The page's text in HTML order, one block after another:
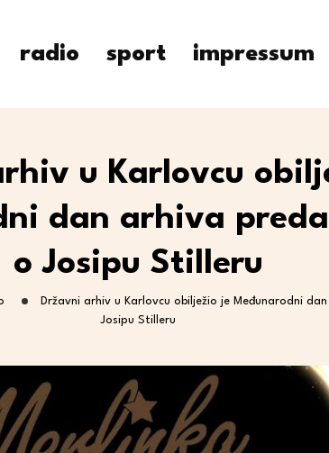
radio sport impressum
u Karlovcu
dan arhiva
o Josipu Stilleru
Državni arhiv u Karlovcu obilježio je Međunarodni
Josipu Stilleru